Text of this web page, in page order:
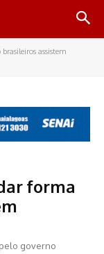
assistem
forma
governo